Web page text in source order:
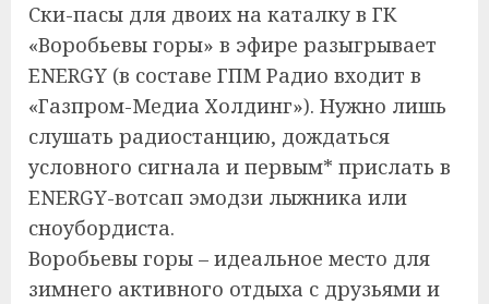
Ски-пасы для двоих на каталку в ГК
«Воробьевы горы» в эфире разыгрывает
ENERGY (в составе ГПМ Радио входит в
«Газпром-Медиа Холдинг»). Нужно лишь
слушать радиостанцию, дождаться
условного сигнала и первым* прислать в
ENERGY-вотсап эмодзи лыжника или
сноубордиста.
Воробьевы горы – идеальное место для
зимнего активного отдыха с друзьями и